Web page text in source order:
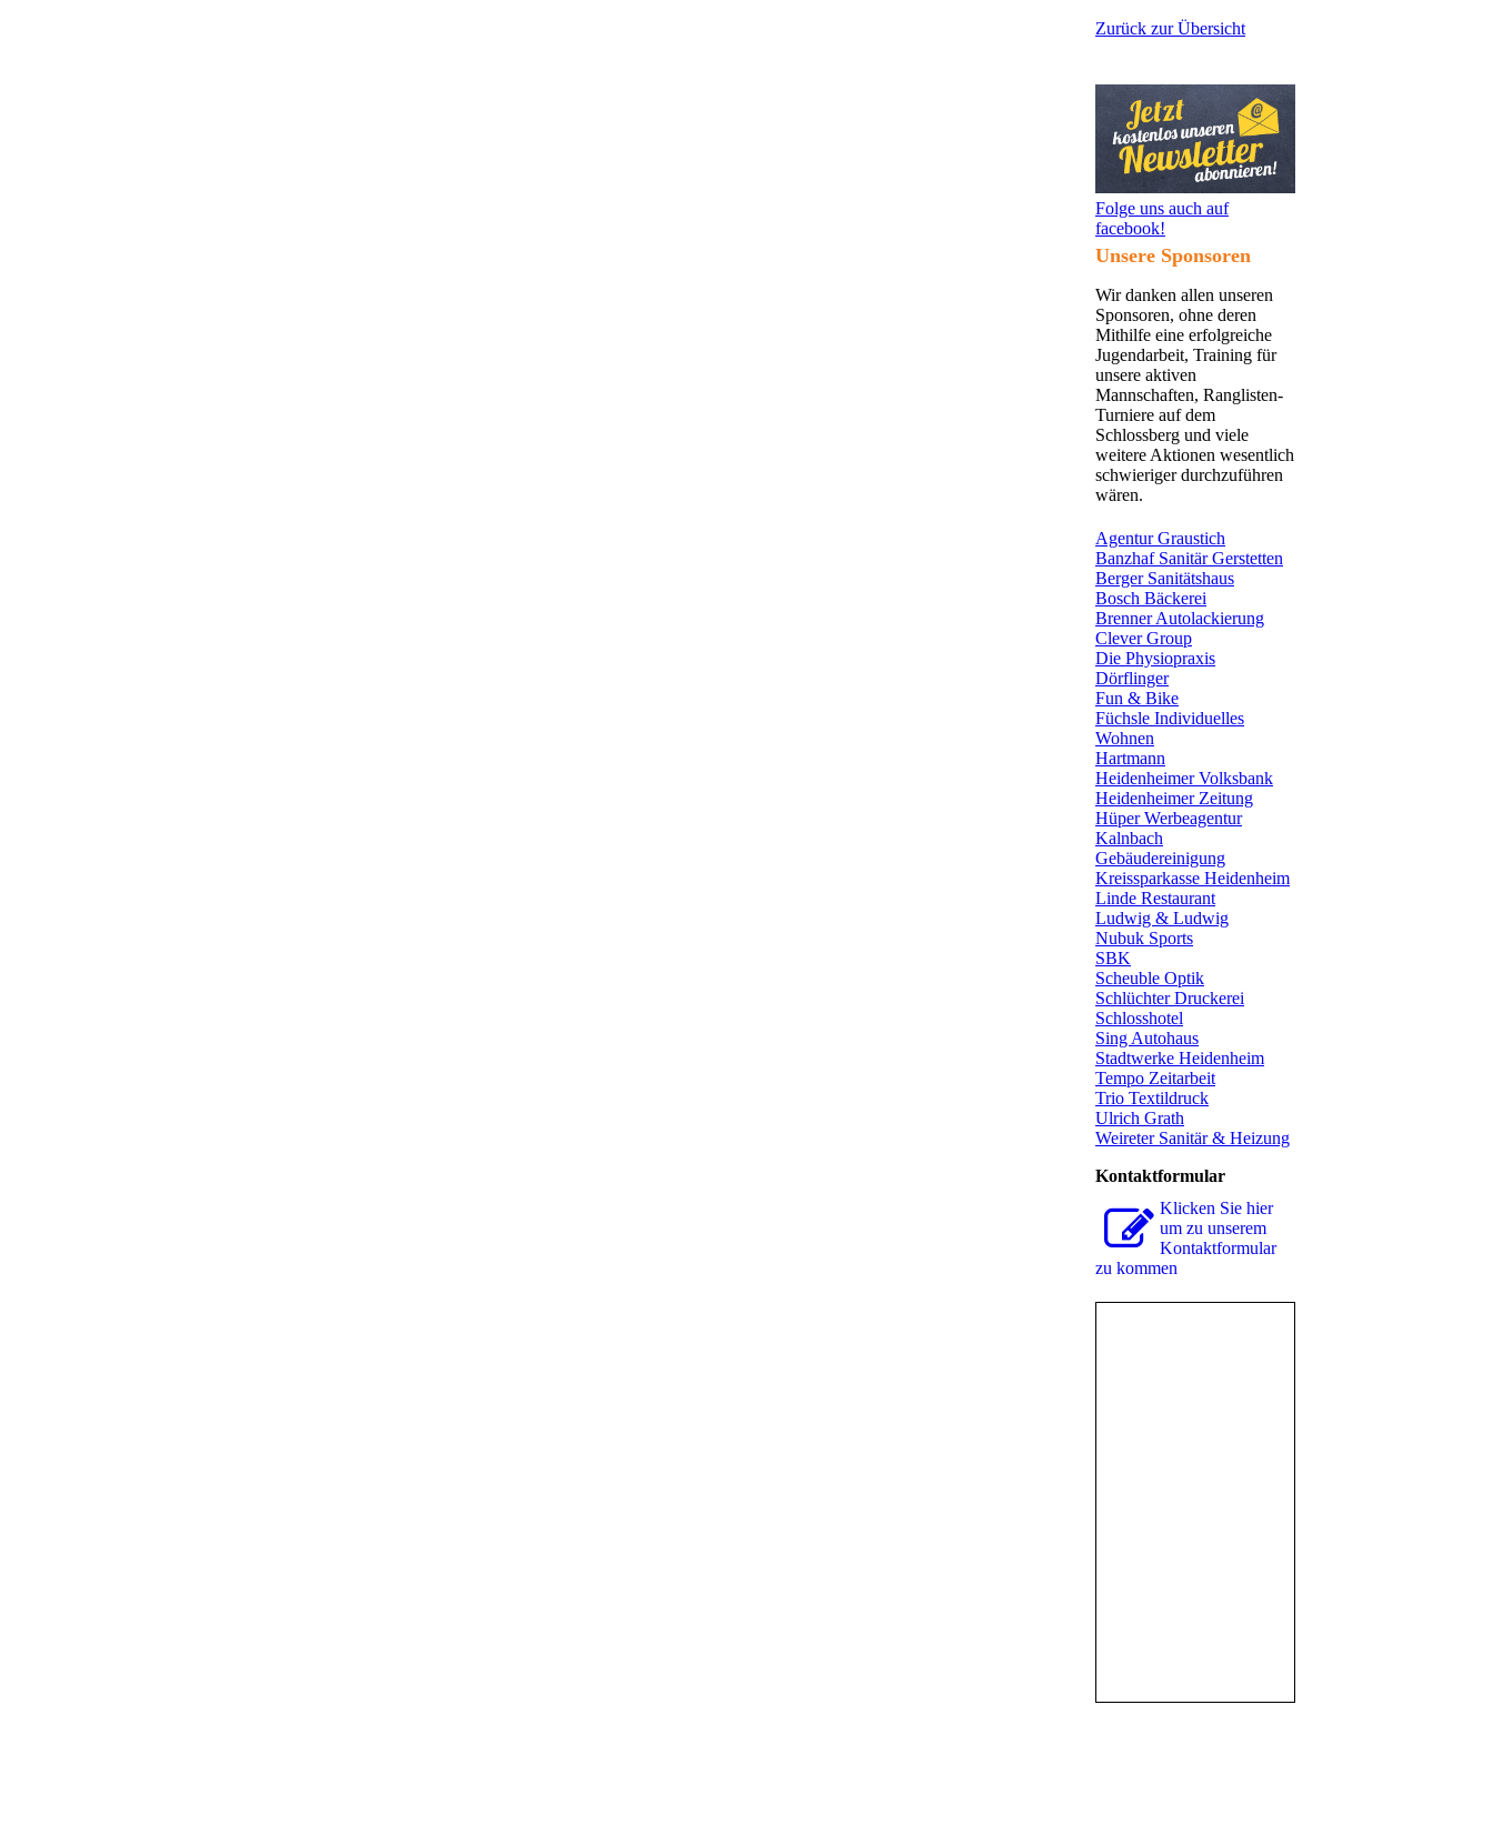
Zurück zur Übersicht
Folge uns auch auf
facebook!
Unsere Sponsoren
Wir danken allen unseren
Sponsoren, ohne deren
Mithilfe eine erfolgreiche
Jugendarbeit, Training für
unsere aktiven
Mannschaften, Ranglisten-
Turniere auf dem
Schlossberg und viele
weitere Aktionen wesentlich
schwieriger durchzuführen
wären.
Agentur Graustich
Banzhaf Sanitär Gerstetten
Berger Sanitätshaus
Bosch Bäckerei
Brenner Autolackierung
Clever Group
Die Physiopraxis
Dörflinger
Fun & Bike
Füchsle Individuelles
Wohnen
Hartmann
Heidenheimer Volksbank
Heidenheimer Zeitung
Hüper Werbeagentur
Kalnbach
Gebäudereinigung
Kreissparkasse Heidenheim
Linde Restaurant
Ludwig & Ludwig
Nubuk Sports
SBK
Scheuble Optik
Schlüchter Druckerei
Schlosshotel
Sing Autohaus
Stadtwerke Heidenheim
Tempo Zeitarbeit
Trio Textildruck
Ulrich Grath
Weireter Sanitär & Heizung
Kontaktformular
Klicken Sie hier
um zu unserem
Kon­takt­for­mu­lar
zu kommen